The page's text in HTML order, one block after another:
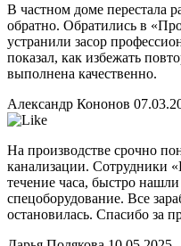
В частном доме перестала
обратно. Обратились в
устранили засор
показал, как избежать
выполнена качественно.
Александр Кононов
На производстве срочно
канализации. Сотрудники
течение часа, быстро нашли
спецоборудование. Все
остановилась. Спасибо за